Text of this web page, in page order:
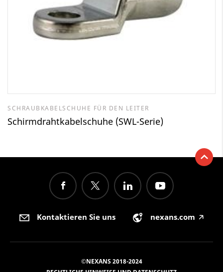
SCHRAUBKABELSCHUHE FÜR DEN LEITER
Schirmdrahtkabelschuhe (SWL-Serie)
Kontaktieren Sie uns nexans.com 🡥
©NEXANS 2018-2024